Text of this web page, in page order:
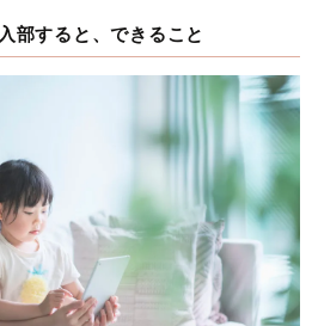
部すると、できること